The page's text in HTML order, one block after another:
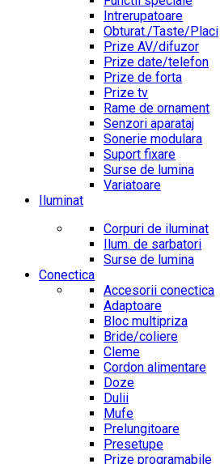
Intrerupatoare
Obturat./Taste/Placi
Prize AV/difuzor
Prize date/telefon
Prize de forta
Prize tv
Rame de ornament
Senzori aparataj
Sonerie modulara
Suport fixare
Surse de lumina
Variatoare
Iluminat
Corpuri de iluminat
Ilum. de sarbatori
Surse de lumina
Conectica
Accesorii conectica
Adaptoare
Bloc multipriza
Bride/coliere
Cleme
Cordon alimentare
Doze
Dulii
Mufe
Prelungitoare
Presetupe
Prize programabile